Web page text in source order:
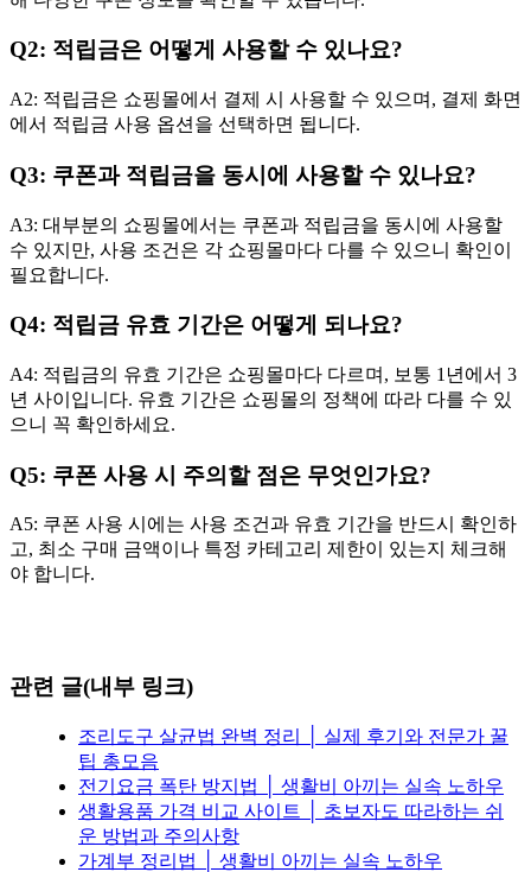
Q2: 적립금은 어떻게 사용할 수 있나요?
A2: 적립금은 쇼핑몰에서 결제 시 사용할 수 있으며, 결제 화면
에서 적립금 사용 옵션을 선택하면 됩니다.
Q3: 쿠폰과 적립금을 동시에 사용할 수 있나요?
A3: 대부분의 쇼핑몰에서는 쿠폰과 적립금을 동시에 사용할
수 있지만, 사용 조건은 각 쇼핑몰마다 다를 수 있으니 확인이
필요합니다.
Q4: 적립금 유효 기간은 어떻게 되나요?
A4: 적립금의 유효 기간은 쇼핑몰마다 다르며, 보통 1년에서 3
년 사이입니다. 유효 기간은 쇼핑몰의 정책에 따라 다를 수 있
으니 꼭 확인하세요.
Q5: 쿠폰 사용 시 주의할 점은 무엇인가요?
A5: 쿠폰 사용 시에는 사용 조건과 유효 기간을 반드시 확인하
고, 최소 구매 금액이나 특정 카테고리 제한이 있는지 체크해
야 합니다.
관련 글(내부 링크)
조리도구 살균법 완벽 정리 │ 실제 후기와 전문가 꿀
팁 총모음
전기요금 폭탄 방지법 │ 생활비 아끼는 실속 노하우
생활용품 가격 비교 사이트 │ 초보자도 따라하는 쉬
운 방법과 주의사항
가계부 정리법 │ 생활비 아끼는 실속 노하우